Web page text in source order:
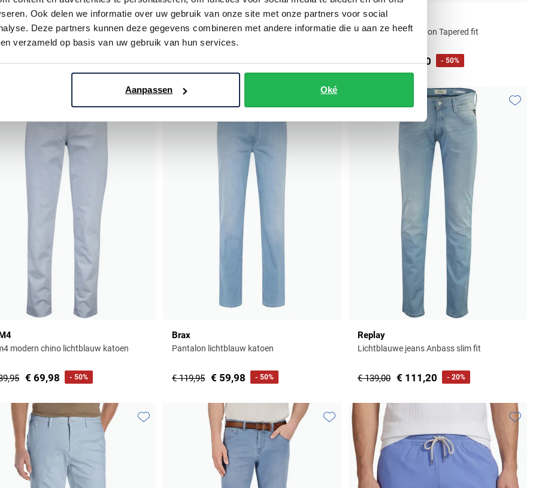
Ook delen we informatie over uw gebruik van onze site met onze partners voor social
Deze partners kunnen deze gegevens combineren met andere informatie die u aan ze heeft
verzameld op basis van uw gebruik van hun services.
Aanpassen Oké
5-p lichtblauw modern fit
€ 74,98
Pierre Cardin
denim broek blauw
€ 89,99 € 45,00
Pierre Cardin
jeans lichtblauw Lyon Tapered fit
€ 109,99 € 55,00 - 50%
modern chino lichtblauw katoen
€ 69,98 - 50%
Brax
Pantalon lichtblauw katoen
€ 119,95 € 59,98 - 50%
Replay
Lichtblauwe jeans Anbass slim fit
€ 139,00 € 111,20 - 20%
Toevoegen aan favorieten Toevoegen aan favorieten Toevoegen